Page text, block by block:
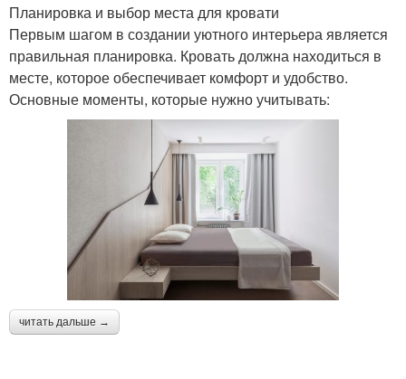
Планировка и выбор места для кровати
Первым шагом в создании уютного интерьера является
правильная планировка. Кровать должна находиться в
месте, которое обеспечивает комфорт и удобство.
Основные моменты, которые нужно учитывать:
читать дальше →